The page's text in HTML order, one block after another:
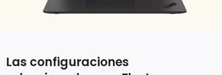
Las configuraciones